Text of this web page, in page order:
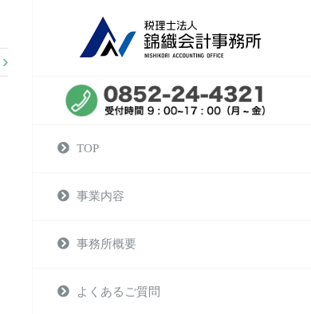
TOP
事業内容
事務所概要
よくあるご質問